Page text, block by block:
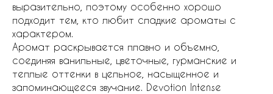
выразительно, поэтому особенно хорошо
подходит тем, кто любит сладкие ароматы с
характером.
Аромат раскрывается плавно и объемно,
соединяя ванильные, цветочные, гурманские и
теплые оттенки в цельное, насыщенное и
запоминающееся звучание. Devotion Intense